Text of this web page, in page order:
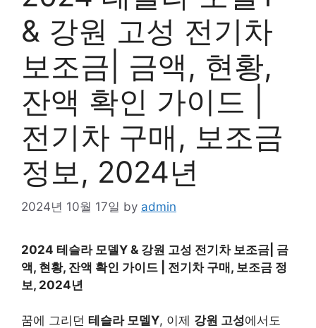
& 강원 고성 전기차
보조금| 금액, 현황,
잔액 확인 가이드 |
전기차 구매, 보조금
정보, 2024년
2024년 10월 17일 by admin
2024 테슬라 모델Y & 강원 고성 전기차 보조금| 금
액, 현황, 잔액 확인 가이드 | 전기차 구매, 보조금 정
보, 2024년
꿈에 그리던 테슬라 모델Y, 이제 강원 고성에서도